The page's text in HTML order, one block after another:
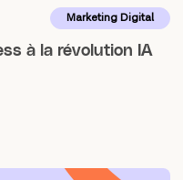
à la révolution IA
Marketing Digital